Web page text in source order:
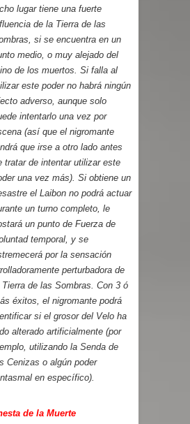
lugar tiene una fuerte
de la Tierra de las
si se encuentra en un
medio, o muy alejado del
de los muertos. Si falla al
este poder no habrá ningún
adverso, aunque solo
intentarlo una vez por
(así que el nigromante
que irse a otro lado antes
tratar de intentar utilizar este
una vez más). Si obtiene un
el Laibon no podrá actuar
un turno completo, le
un punto de Fuerza de
temporal, y se
por la sensación
perturbadora de
Tierra de las Sombras. Con 3 ó
éxitos, el nigromante podrá
si el grosor del Velo ha
alterado artificialmente (por
utilizando la Senda de
Cenizas o algún poder
en específico).
de la Muerte